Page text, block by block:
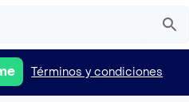
Términos y condiciones